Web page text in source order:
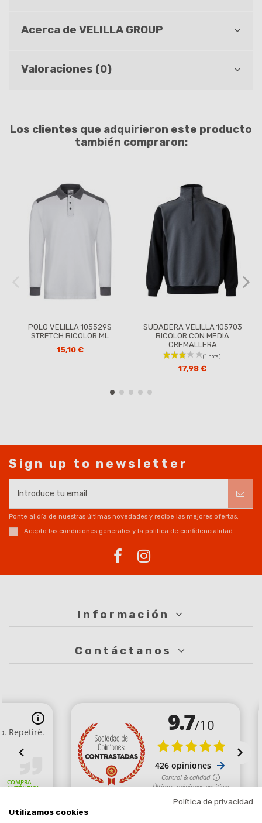
Acerca de VELILLA GROUP
Valoraciones (0)
Los clientes que adquirieron este producto
también compraron:
POLO VELILLA 105529S
STRETCH BICOLOR ML
15,10 €
SUDADERA VELILLA 105703
BICOLOR CON MEDIA
CREMALLERA
17,98 €
Sign up to newsletter
Ponte al día de nuestras últimas novedades y recibe las mejores ofertas.
Acepto las condiciones generales y la política de confidencialidad
Información
Contáctanos
Política de privacidad
Utilizamos cookies